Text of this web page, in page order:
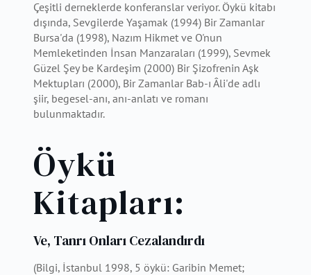
Çeşitli derneklerde konferanslar veriyor. Öykü kitabı
dışında, Sevgilerde Yaşamak (1994) Bir Zamanlar
Bursa'da (1998), Nazım Hikmet ve O'nun
Memleketinden İnsan Manzaraları (1999), Sevmek
Güzel Şey be Kardeşim (2000) Bir Şizofrenin Aşk
Mektupları (2000), Bir Zamanlar Bab-ı Âli'de adlı
şiir, begesel-anı, anı-anlatı ve romanı
bulunmaktadır.
Öykü
Kitapları:
Ve, Tanrı Onları Cezalandırdı
(Bilgi, İstanbul 1998, 5 öykü: Garibin Memet;